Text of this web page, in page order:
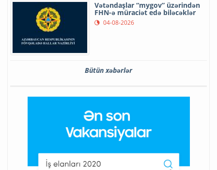
Vətəndaşlar “mygov” üzərindən
FHN-ə müraciət edə biləcəklər
04-08-2026
Bütün xəbərlər